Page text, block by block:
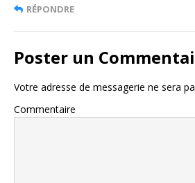
RÉPONDRE
Poster un
Votre adresse de messagerie ne sera
Commentaire